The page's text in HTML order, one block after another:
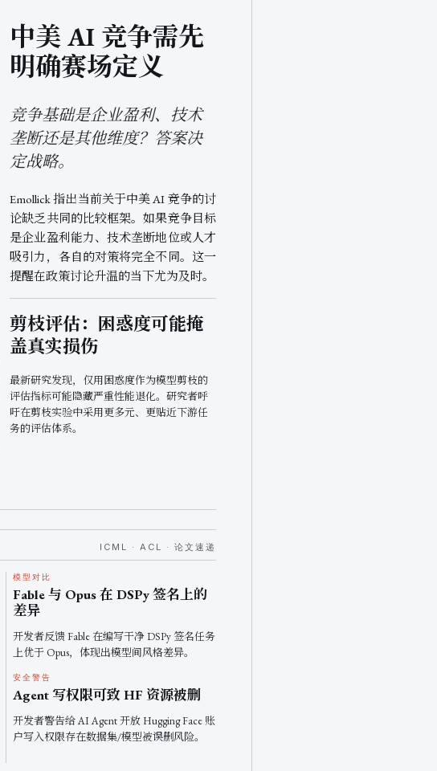
中美 AI 竞争需先
明确赛场定义
竞争基础是企业盈利、技术
垄断还是其他维度？答案决
定战略。
Emollick 指出当前关于中美 AI 竞争的讨
论缺乏共同的比较框架。如果竞争目标
是企业盈利能力、技术垄断地位或人才
吸引力，各自的对策将完全不同。这一
提醒在政策讨论升温的当下尤为及时。
剪枝评估：困惑度可能掩
盖真实损伤
最新研究发现，仅用困惑度作为模型剪枝的
评估指标可能隐藏严重性能退化。研究者呼
吁在剪枝实验中采用更多元、更贴近下游任
务的评估体系。
ICML · ACL · 论文速递
模型对比
Fable 与 Opus 在 DSPy 签名上的
差异
开发者反馈 Fable 在编写干净 DSPy 签名任务
上优于 Opus，体现出模型间风格差异。
安全警告
Agent 写权限可致 HF 资源被删
开发者警告给 AI Agent 开放 Hugging Face 账
户写入权限存在数据集/模型被误删风险。